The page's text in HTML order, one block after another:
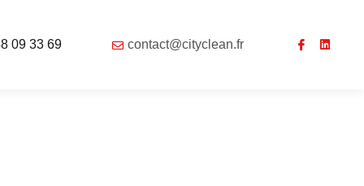
09 33 69 contact@cityclean.fr